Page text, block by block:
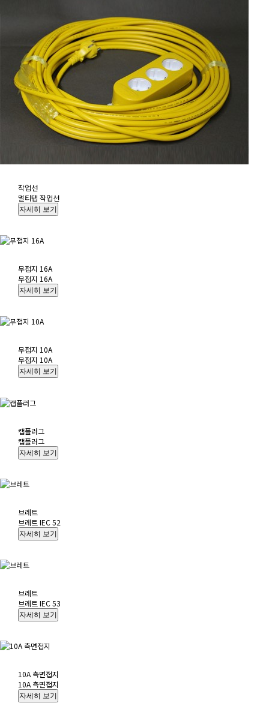
작업선
멀티탭 작업선
무접지 16A
무접지 16A
무접지 10A
무접지 10A
캡플러그
캡플러그
브레트
브레트 IEC 52
브레트
브레트 IEC 53
10A 측면접지
10A 측면접지